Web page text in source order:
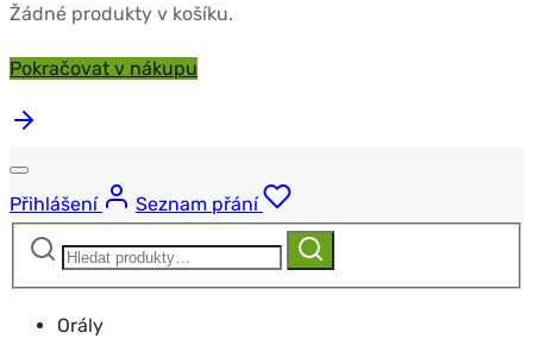
Žádné produkty v košíku.
Pokračovat v nákupu
Přihlášení
Seznam přání
Hledat:
Hledat
Orály